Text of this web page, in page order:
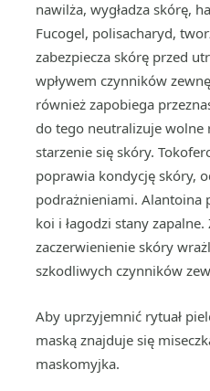
nawilża, wygładza skórę,
Fucogel, polisacharyd,
zabezpiecza skórę przed
wpływem czynników
również zapobiega
do tego neutralizuje
starzenie się skóry.
poprawia kondycję skóry,
podrażnieniami. Alantoina
koi i łagodzi stany zapalne.
zaczerwienienie skóry
szkodliwych czynników
Aby uprzyjemnić rytuał
maską znajduje się
maskomyjka.